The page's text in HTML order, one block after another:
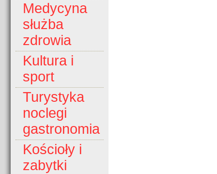
Medycyna
służba
zdrowia
Kultura i
sport
Turystyka
noclegi
gastronomia
Kościoły i
zabytki